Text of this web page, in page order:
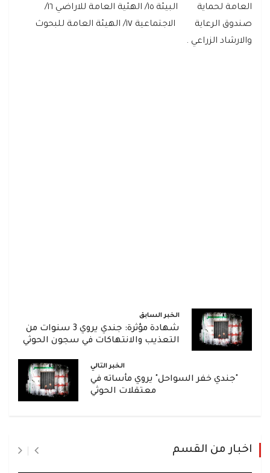
العامة لحماية البيئة ١٥/ الهئية العامة للاراضي ١٦/
صندوق الرعاية الاجتماعية ١٧/ الهيئة العامة للبحوث
والارشاد الزراعي .
الخبر السابق
شهادة مؤثرة: جندي يروي 3 سنوات من
التعذيب والانتهاكات في سجون الحوثي
الخبر التالي
"جندي خفر السواحل" يروي مأساته في
معتقلات الحوثي
اخبار من القسم